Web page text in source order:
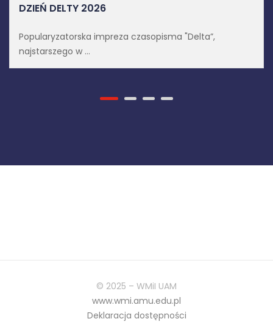
DZIEŃ DELTY 2026
Popularyzatorska impreza czasopisma "Delta”,
najstarszego w ...
© 2025 – WMiI UAM
www.wmi.amu.edu.pl
Deklaracja dostępności